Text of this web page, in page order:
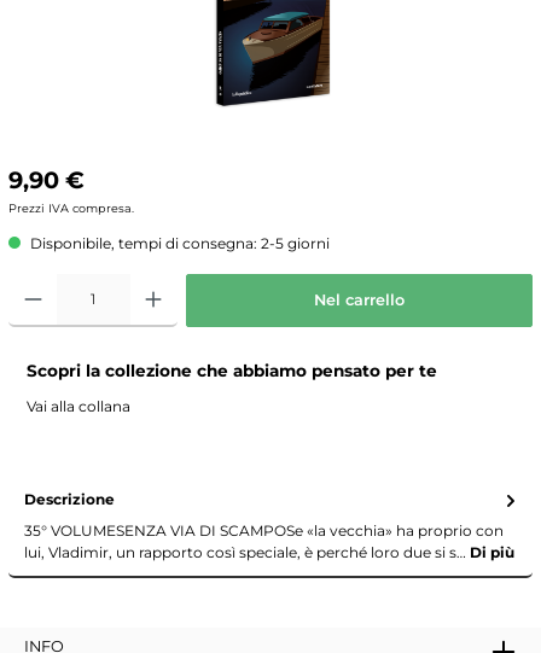
9,90 €
Prezzi IVA compresa.
Disponibile, tempi di consegna: 2-5 giorni
Nel carrello
Scopri la collezione che abbiamo pensato per te
Vai alla collana
Descrizione
35° VOLUMESENZA VIA DI SCAMPOSe «la vecchia» ha proprio con
lui, Vladimir, un rapporto così speciale, è perché loro due si s… Di più
INFO